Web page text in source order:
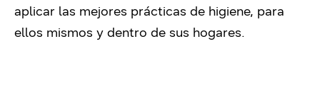
aplicar las mejores prácticas de higiene, para
ellos mismos y dentro de sus hogares.